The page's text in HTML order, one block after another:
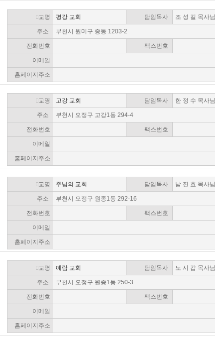
교명 평강 교회 담임목사 조 성 길 목사님
주소 부천시 원미구 중동 1203-2
전화번호 팩스번호
이메일
홈페이지주소
교명 고강 교회 담임목사 한 정 수 목사님
주소 부천시 오정구 고강1동 294-4
전화번호 팩스번호
이메일
홈페이지주소
교명 주님의 교회 담임목사 남 진 효 목사님
주소 부천시 오정구 원종1동 292-16
전화번호 팩스번호
이메일
홈페이지주소
교명 예람 교회 담임목사 노 시 갑 목사님
주소 부천시 오정구 원종1동 250-3
전화번호 팩스번호
이메일
홈페이지주소